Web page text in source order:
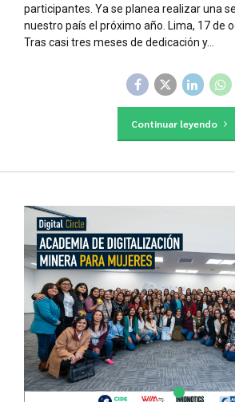
participantes. Ya se planea realizar una
nuestro país el próximo año. Lima, 17 de
Tras casi tres meses de dedicación y...
Continuar leyendo